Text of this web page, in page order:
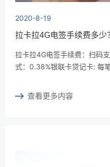
2020-8-19
拉卡拉4G电签手续费多少
拉卡拉4G电签手续费：扫码
式：0.38%银联卡贷记卡: 每
查看更多内容